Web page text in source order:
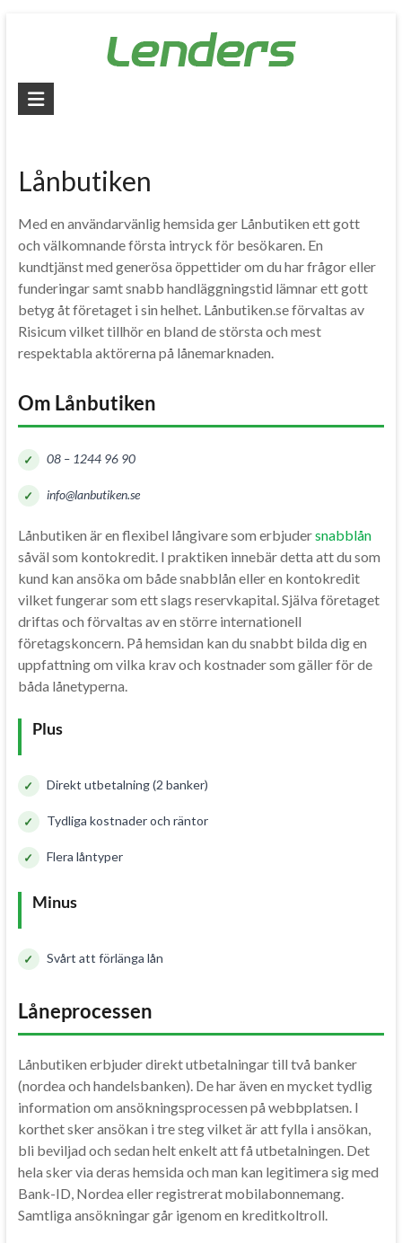
Lenders
Jämför
alla
lån
Jämför
billiga
lån
och
Lånbutiken
Med en användarvänlig hemsida ger Lånbutiken ett gott
och välkomnande första intryck för besökaren. En
kundtjänst med generösa öppettider om du har frågor eller
funderingar samt snabb handläggningstid lämnar ett gott
betyg åt företaget i sin helhet. Lånbutiken.se förvaltas av
Risicum vilket tillhör en bland de största och mest
respektabla aktörerna på lånemarknaden.
Om Lånbutiken
08 – 1244 96 90
info@lanbutiken.se
Lånbutiken är en flexibel långivare som erbjudersnabblån
såväl som kontokredit. I praktiken innebär detta att du som
kund kan ansöka om både snabblån eller en kontokredit
vilket fungerar som ett slags reservkapital. Själva företaget
driftas och förvaltas av en större internationell
företagskoncern. På hemsidan kan du snabbt bilda dig en
uppfattning om vilka krav och kostnader som gäller för de
båda lånetyperna.
Plus
Direkt utbetalning (2 banker)
Tydliga kostnader och räntor
Flera låntyper
Minus
Svårt att förlänga lån
Låneprocessen
Lånbutiken erbjuder direkt utbetalningar till två banker
(nordea och handelsbanken). De har även en mycket tydlig
information om ansökningsprocessen på webbplatsen. I
korthet sker ansökan i tre steg vilket är att fylla i ansökan,
bli beviljad och sedan helt enkelt att få utbetalningen. Det
hela sker via deras hemsida och man kan legitimera sig med
Bank-ID, Nordea eller registrerat mobilabonnemang.
Samtliga ansökningar går igenom en kreditkoltroll.